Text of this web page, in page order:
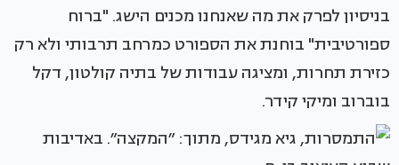
בניסיון לפרק את מה שאנחנו מכנים הישג. "ברוח
ספורטיבית" בוחנת את הספורט כמרחב תרבותי ולא רק
כזירת תחרות, ומציגה עבודות של בתיה קולטון, דקל
בוברוב ומיקי קידר.